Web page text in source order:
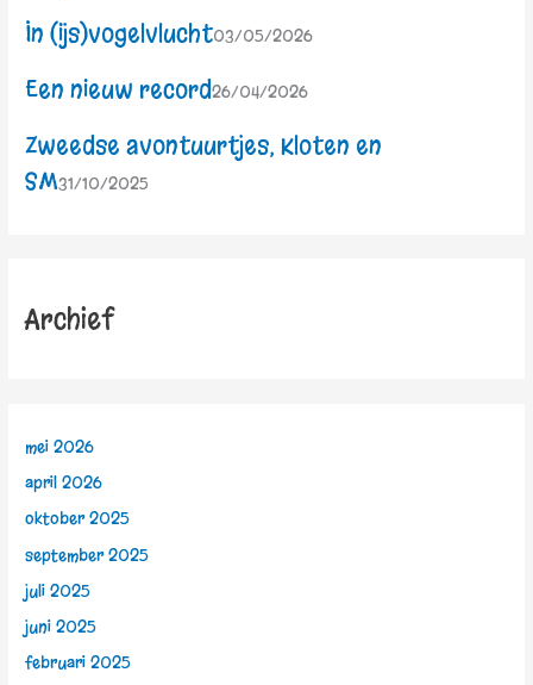
In (ijs)vogelvlucht03/05/2026
Een nieuw record26/04/2026
Zweedse avontuurtjes, Kloten en
SM31/10/2025
Archief
mei 2026
april 2026
oktober 2025
september 2025
juli 2025
juni 2025
februari 2025